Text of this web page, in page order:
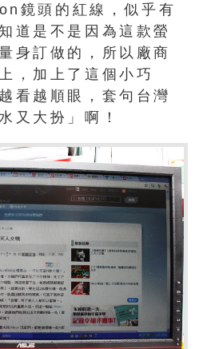
鏡頭的紅線，似乎有
道是不是因為這款螢
身訂做的，所以廠商
，加上了這個小巧
看越順眼，套句台灣
又大扮」啊！